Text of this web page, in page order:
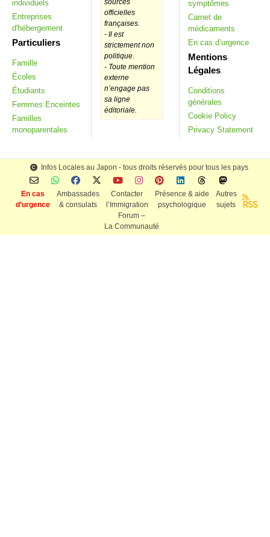
individuels
Entreprises
d'hébergement
Particuliers
Famille
Écoles
Étudiants
Femmes Enceintes
Familles
monoparentales
officielles
françaises.
- Il est
strictement non
politique.
- Toute mention
externe
n’engage pas
sa ligne
éditoriale.
symptômes
Carnet de
médicaments
En cas d’urgence
Mentions
Légales
Conditions
générales
Cookie Policy
Privacy Statement
Infos Locales au Japon - tous droits réservés pour tous les pays
En cas
d’urgence
Ambassades
& consulats
Contacter
l’Immigration
Présence & aide
psychologique
Autres
sujets
RSS
Forum –
La Communauté